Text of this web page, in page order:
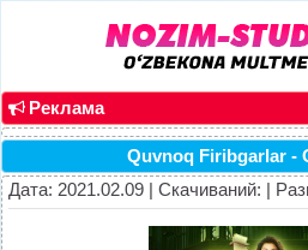
Реклама
Quvnoq Firibgarlar -
Дата: 2021.02.09 | Скачиваний: |